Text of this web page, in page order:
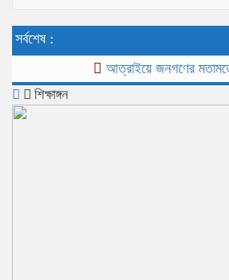
সর্বশেষ :
আত্রাইয়ে জনগণের মতামতের
শিক্ষাঙ্গন